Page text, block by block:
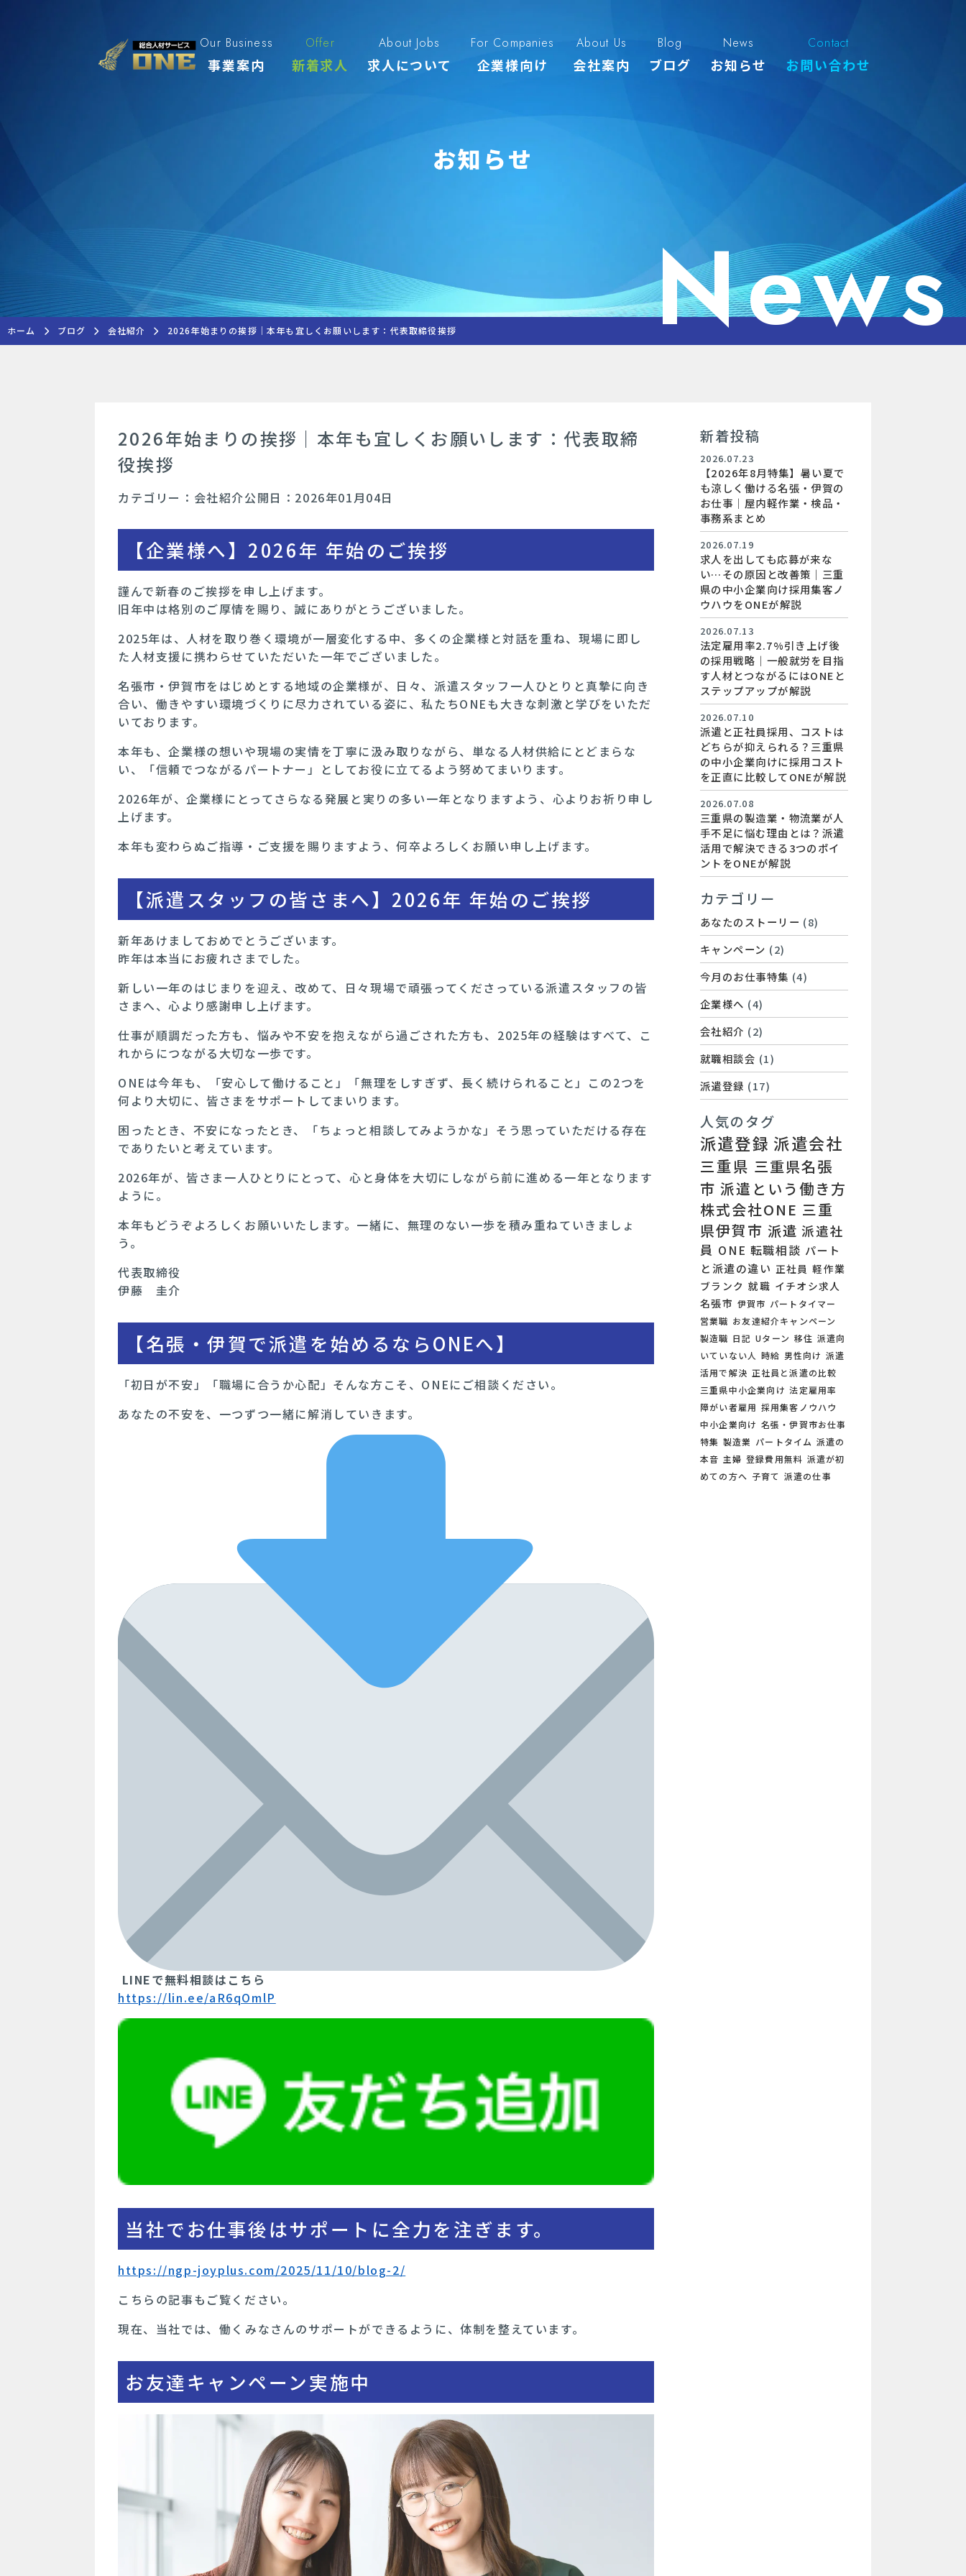
Our Business
事業案内
Offer
新着求人
About Jobs
求人について
For Companies
企業様向け
About Us
会社案内
Blog
ブログ
News
お知らせ
Contact
お問い合わせ
お知らせ
News
ホーム ブログ 会社紹介 2026年始まりの挨拶｜本年も宜しくお願いします：代表取締役挨拶
2026年始まりの挨拶｜本年も宜しくお願いします：代表取締
役挨拶
カテゴリー：会社紹介公開日： 2026年01月04日
【企業様へ】2026年 年始のご挨拶
謹んで新春のご挨拶を申し上げます。
旧年中は格別のご厚情を賜り、誠にありがとうございました。
2025年は、人材を取り巻く環境が一層変化する中、多くの企業様と対話を重ね、現場に即し
た人材支援に携わらせていただいた一年でございました。
名張市・伊賀市をはじめとする地域の企業様が、日々、派遣スタッフ一人ひとりと真摯に向き
合い、働きやすい環境づくりに尽力されている姿に、私たちONEも大きな刺激と学びをいただ
いております。
本年も、企業様の想いや現場の実情を丁寧に汲み取りながら、単なる人材供給にとどまらな
い、「信頼でつながるパートナー」としてお役に立てるよう努めてまいります。
2026年が、企業様にとってさらなる発展と実りの多い一年となりますよう、心よりお祈り申し
上げます。
本年も変わらぬご指導・ご支援を賜りますよう、何卒よろしくお願い申し上げます。
【派遣スタッフの皆さまへ】2026年 年始のご挨拶
新年あけましておめでとうございます。
昨年は本当にお疲れさまでした。
新しい一年のはじまりを迎え、改めて、日々現場で頑張ってくださっている派遣スタッフの皆
さまへ、心より感謝申し上げます。
仕事が順調だった方も、悩みや不安を抱えながら過ごされた方も、2025年の経験はすべて、こ
れからにつながる大切な一歩です。
ONEは今年も、「安心して働けること」「無理をしすぎず、長く続けられること」この2つを
何より大切に、皆さまをサポートしてまいります。
困ったとき、不安になったとき、「ちょっと相談してみようかな」そう思っていただける存在
でありたいと考えています。
2026年が、皆さま一人ひとりにとって、心と身体を大切にしながら前に進める一年となります
ように。
本年もどうぞよろしくお願いいたします。一緒に、無理のない一歩を積み重ねていきましょ
う。
代表取締役
伊藤 圭介
【名張・伊賀で派遣を始めるならONEへ】
「初日が不安」「職場に合うか心配」そんな方こそ、ONEにご相談ください。
あなたの不安を、一つずつ一緒に解消していきます。
LINEで無料相談はこちら
https://lin.ee/aR6qOmlP
当社でお仕事後はサポートに全力を注ぎます。
https://ngp-joyplus.com/2025/11/10/blog-2/
こちらの記事もご覧ください。
現在、当社では、働くみなさんのサポートができるように、体制を整えています。
お友達キャンペーン実施中
新着投稿
2026.07.23
【2026年8月特集】暑い夏で
も涼しく働ける名張・伊賀の
お仕事｜屋内軽作業・検品・
事務系まとめ
2026.07.19
求人を出しても応募が来な
い…その原因と改善策｜三重
県の中小企業向け採用集客ノ
ウハウをONEが解説
2026.07.13
法定雇用率2.7%引き上げ後
の採用戦略｜一般就労を目指
す人材とつながるにはONEと
ステップアップが解説
2026.07.10
派遣と正社員採用、コストは
どちらが抑えられる？三重県
の中小企業向けに採用コスト
を正直に比較してONEが解説
2026.07.08
三重県の製造業・物流業が人
手不足に悩む理由とは？派遣
活用で解決できる3つのポイ
ントをONEが解説
カテゴリー
あなたのストーリー (8)
キャンペーン (2)
今月のお仕事特集 (4)
企業様へ (4)
会社紹介 (2)
就職相談会 (1)
派遣登録 (17)
人気のタグ
派遣登録 派遣会社
三重県 三重県名張
市 派遣という働き方
株式会社ONE 三重
県伊賀市 派遣 派遣社
員 ONE 転職相談 パート
と派遣の違い 正社員 軽作業
ブランク 就職 イチオシ求人
名張市 伊賀市 パートタイマー
営業職 お友達紹介キャンペーン
製造職 日記 Uターン 移住 派遣向
いていない人 時給 男性向け 派遣
活用で解決 正社員と派遣の比較
三重県中小企業向け 法定雇用率
障がい者雇用 採用集客ノウハウ
中小企業向け 名張・伊賀市お仕事
特集 製造業 パートタイム 派遣の
本音 主婦 登録費用無料 派遣が初
めての方へ 子育て 派遣の仕事